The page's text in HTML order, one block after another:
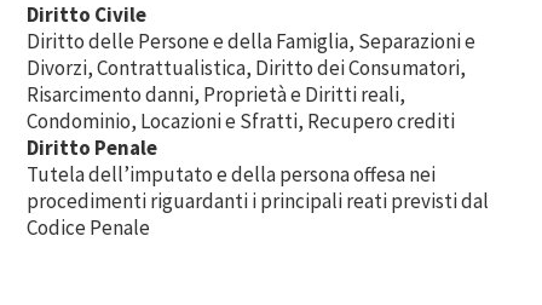
Diritto Civile
Diritto delle Persone e della Famiglia, Separazioni e
Divorzi, Contrattualistica, Diritto dei Consumatori,
Risarcimento danni, Proprietà e Diritti reali,
Condominio, Locazioni e Sfratti, Recupero crediti
Diritto Penale
Tutela dell’imputato e della persona offesa nei
procedimenti riguardanti i principali reati previsti dal
Codice Penale